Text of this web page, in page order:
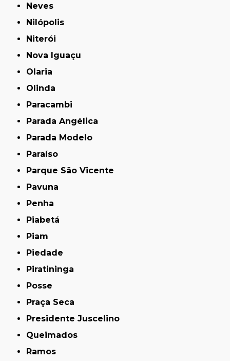
Neves
Nilópolis
Niterói
Nova Iguaçu
Olaria
Olinda
Paracambi
Parada Angélica
Parada Modelo
Paraíso
Parque São Vicente
Pavuna
Penha
Piabetá
Piam
Piedade
Piratininga
Posse
Praça Seca
Presidente Juscelino
Queimados
Ramos